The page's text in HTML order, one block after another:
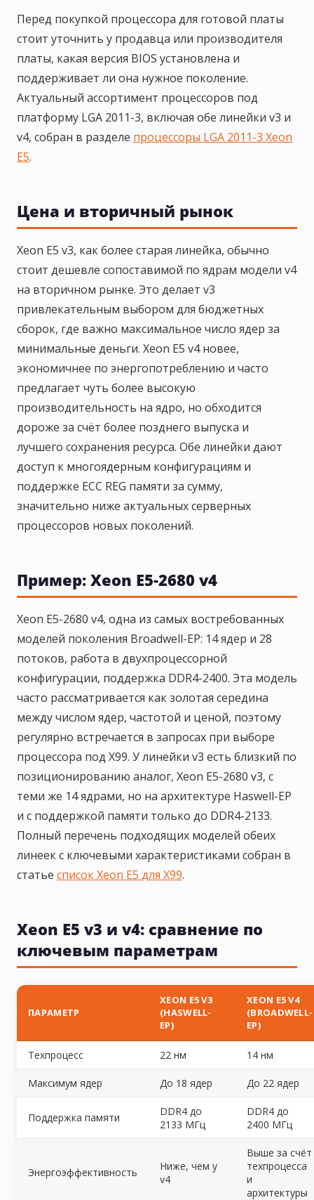
Перед покупкой процессора для готовой платы
стоит уточнить у продавца или производителя
платы, какая версия BIOS установлена и
поддерживает ли она нужное поколение.
Актуальный ассортимент процессоров под
платформу LGA 2011-3, включая обе линейки v3 и
v4, собран в разделе процессоры LGA 2011-3 Xeon
E5.
Цена и вторичный рынок
Xeon E5 v3, как более старая линейка, обычно
стоит дешевле сопоставимой по ядрам модели v4
на вторичном рынке. Это делает v3
привлекательным выбором для бюджетных
сборок, где важно максимальное число ядер за
минимальные деньги. Xeon E5 v4 новее,
экономичнее по энергопотреблению и часто
предлагает чуть более высокую
производительность на ядро, но обходится
дороже за счёт более позднего выпуска и
лучшего сохранения ресурса. Обе линейки дают
доступ к многоядерным конфигурациям и
поддержке ECC REG памяти за сумму,
значительно ниже актуальных серверных
процессоров новых поколений.
Пример: Xeon E5-2680 v4
Xeon E5-2680 v4, одна из самых востребованных
моделей поколения Broadwell-EP: 14 ядер и 28
потоков, работа в двухпроцессорной
конфигурации, поддержка DDR4-2400. Эта модель
часто рассматривается как золотая середина
между числом ядер, частотой и ценой, поэтому
регулярно встречается в запросах при выборе
процессора под X99. У линейки v3 есть близкий по
позиционированию аналог, Xeon E5-2680 v3, с
теми же 14 ядрами, но на архитектуре Haswell-EP
и с поддержкой памяти только до DDR4-2133.
Полный перечень подходящих моделей обеих
линеек с ключевыми характеристиками собран в
статье список Xeon E5 для X99.
Xeon E5 v3 и v4: сравнение по
ключевым параметрам
ПАРАМЕТР
XEON E5 V3
(HASWELL-
EP)
XEON E5 V4
(BROADWELL-
EP)
Техпроцесс 22 нм 14 нм
Максимум ядер До 18 ядер До 22 ядер
Поддержка памяти
DDR4 до
2133 МГц
DDR4 до
2400 МГц
Энергоэффективность
Ниже, чем у
v4
Выше за счёт
техпроцесса
и
архитектуры